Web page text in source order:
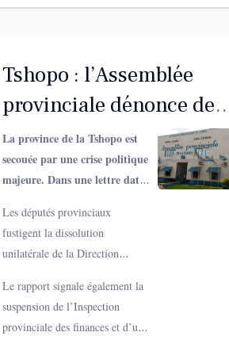
Tshopo : l’Assemblée
provinciale dénonce de
graves dérives du
gouverneur Lendongolia
La province de la Tshopo est
secouée par une crise politique
majeure. Dans une lettre datée
au Vice-Premier ministre de
l’Intérieur, Lokesa Bomboli
Paul, rapporteur de
l’Assemblée provinciale, accuse
le gouverneur Paulin
Lendongolia Lebabonga,
Les députés provinciaux
fustigent la dissolution
unilatérale de la Direction
Tshopo, suivie de la création de
deux nouvelles régies
financières, sans consultation de
Le rapport signale également la
suspension de l’Inspection
provinciale des finances et d’une